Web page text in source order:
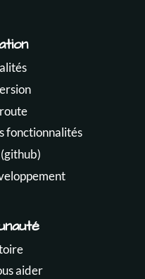
fonctionnalités
aider